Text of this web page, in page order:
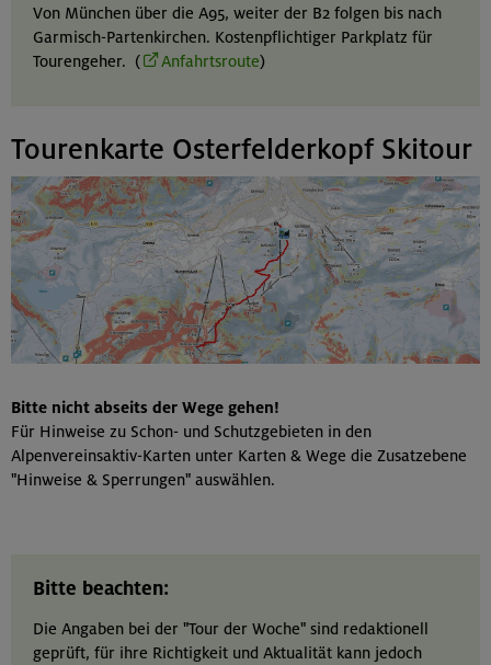
Von München über die A95, weiter der B2 folgen bis nach
Garmisch-Partenkirchen. Kostenpflichtiger Parkplatz für
Tourengeher. (
Anfahrtsroute)
Tourenkarte Osterfelderkopf Skitour
Bitte nicht abseits der Wege gehen!
Für Hinweise zu Schon- und Schutzgebieten in den
Alpenvereinsaktiv-Karten unter Karten & Wege die Zusatzebene
"Hinweise & Sperrungen" auswählen.
Bitte beachten:
Die Angaben bei der "Tour der Woche" sind redaktionell
geprüft, für ihre Richtigkeit und Aktualität kann jedoch